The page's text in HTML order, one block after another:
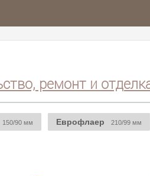
ремонт и
150/90 мм Еврофлаер 210/99 мм